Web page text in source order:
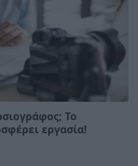
Το
εργασία!